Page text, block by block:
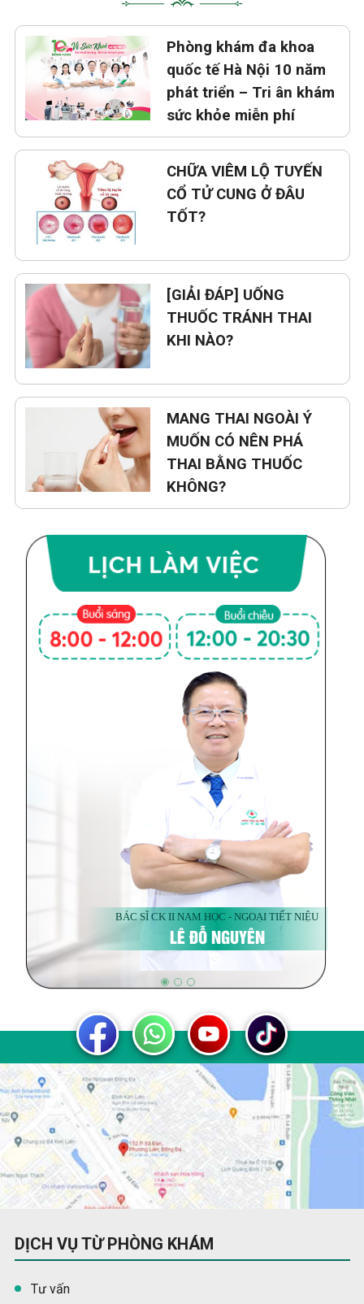
Phòng khám đa khoa
quốc tế Hà Nội 10 năm
phát triển – Tri ân khám
sức khỏe miễn phí
CHỮA VIÊM LỘ TUYẾN
CỔ TỬ CUNG Ở ĐÂU
TỐT?
[GIẢI ĐÁP] UỐNG
THUỐC TRÁNH THAI
KHI NÀO?
MANG THAI NGOÀI Ý
MUỐN CÓ NÊN PHÁ
THAI BẰNG THUỐC
KHÔNG?
BÁC SĨ CK II NAM HỌC - NGOẠI TIẾT NIỆU
LÊ ĐỖ NGUYÊN
DỊCH VỤ TỪ PHÒNG KHÁM
Tư vấn